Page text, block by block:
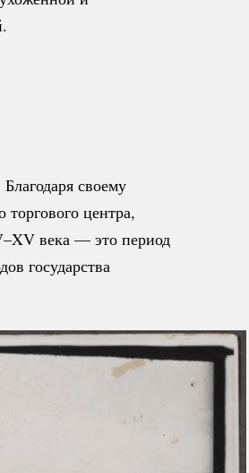
своему
торгового центра,
века — это период
государства